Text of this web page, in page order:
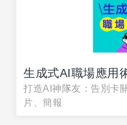
生成式AI職場應用
打造AI神隊友：告別卡
片、簡報